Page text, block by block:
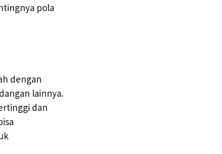
pola
dengan
lainnya.
dan